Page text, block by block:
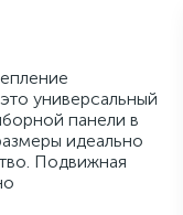
универсальный
панели в
идеально
Подвижная